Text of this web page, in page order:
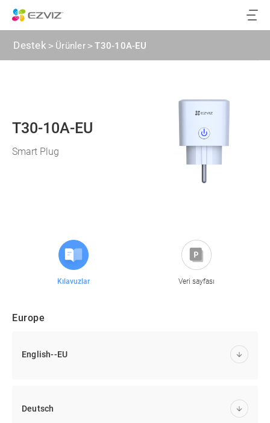
Destek > Ürünler>T30-10A-EU
T30-10A-EU
Smart Plug
Kılavuzlar Veri sayfası
Europe
English--EU
Deutsch